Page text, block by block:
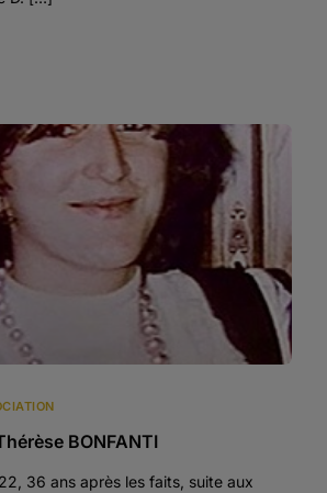
BONFANTI
36 ans après les faits, suite aux